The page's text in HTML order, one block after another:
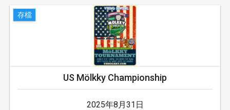
存檔
US Mölkky Championship
2025年8月31日